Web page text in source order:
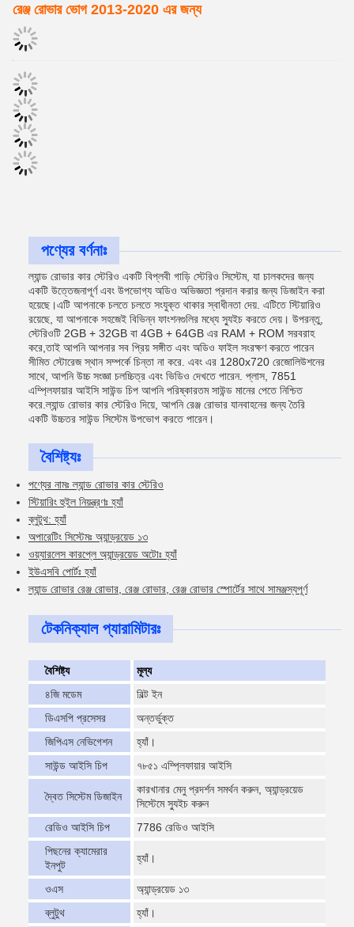
রেঞ্জ রোভার ভোগ 2013-2020 এর জন্য
পণ্যের বর্ণনাঃ
ল্যান্ড রোভার কার স্টেরিও একটি বিপ্লবী গাড়ি স্টেরিও সিস্টেম, যা চালকদের জন্য
একটি উত্তেজনাপূর্ণ এবং উপভোগ্য অডিও অভিজ্ঞতা প্রদান করার জন্য ডিজাইন করা
হয়েছে।এটি আপনাকে চলতে চলতে সংযুক্ত থাকার স্বাধীনতা দেয়. এটিতে স্টিয়ারিও
রয়েছে, যা আপনাকে সহজেই বিভিন্ন ফাংশনগুলির মধ্যে স্যুইচ করতে দেয়। উপরন্তু,
স্টেরিওটি 2GB + 32GB বা 4GB + 64GB এর RAM + ROM সরবরাহ
করে,তাই আপনি আপনার সব প্রিয় সঙ্গীত এবং অডিও ফাইল সংরক্ষণ করতে পারেন
সীমিত স্টোরেজ স্থান সম্পর্কে চিন্তা না করে. এবং এর 1280x720 রেজোলিউশনের
সাথে, আপনি উচ্চ সংজ্ঞা চলচ্চিত্র এবং ভিডিও দেখতে পারেন. প্লাস, 7851
এম্প্লিফায়ার আইসি সাউন্ড চিপ আপনি পরিষ্কারতম সাউন্ড মানের পেতে নিশ্চিত
করে.ল্যান্ড রোভার কার স্টেরিও দিয়ে, আপনি রেঞ্জ রোভার যানবাহনের জন্য তৈরি
একটি উচ্চতর সাউন্ড সিস্টেম উপভোগ করতে পারেন।
বৈশিষ্ট্যঃ
পণ্যের নামঃ ল্যান্ড রোভার কার স্টেরিও
স্টিয়ারিং হুইল নিয়ন্ত্রণঃ হ্যাঁ
ব্লুটুথ: হ্যাঁ
অপারেটিং সিস্টেমঃ অ্যান্ড্রয়েড ১৩
ওয়্যারলেস কারপ্লে অ্যান্ড্রয়েড অটোঃ হ্যাঁ
ইউএসবি পোর্টঃ হ্যাঁ
ল্যান্ড রোভার রেঞ্জ রোভার, রেঞ্জ রোভার, রেঞ্জ রোভার স্পোর্টের সাথে সামঞ্জস্যপূর্ণ
টেকনিক্যাল প্যারামিটারঃ
বৈশিষ্ট্য
মূল্য
৪জি মডেম
বিল্ট ইন
ডিএসপি প্রসেসর
অন্তর্ভুক্ত
জিপিএস নেভিগেশন
হ্যাঁ।
সাউন্ড আইসি চিপ
৭৮৫১ এম্প্লিফায়ার আইসি
দ্বৈত সিস্টেম ডিজাইন
কারখানার মেনু প্রদর্শন সমর্থন করুন, অ্যান্ড্রয়েড
সিস্টেমে স্যুইচ করুন
রেডিও আইসি চিপ
7786 রেডিও আইসি
পিছনের ক্যামেরার
ইনপুট
হ্যাঁ।
ওএস
অ্যান্ড্রয়েড ১৩
ব্লুটুথ
হ্যাঁ।